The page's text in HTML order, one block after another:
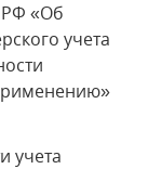
РФ «Об
учета
учета